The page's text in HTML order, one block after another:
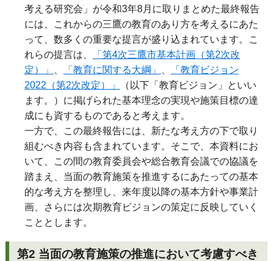
考える研究会」が令和3年8月に取りまとめた最終報告
には、これからの三鷹の教育のあり方を考えるにあた
って、数多くの重要な提言が盛り込まれています。こ
れらの提言は、
「第4次三鷹市基本計画（第2次改
定）」
「教育に関する大綱」
「教育ビジョン
2022（第2次改定）」
（以下「教育ビジョン」といい
ます。）に掲げられた基本理念の実現や施策目標の達
成にも資するものであると考えます。
一方で、この最終報告には、新たな考え方の下で取り
組むべき内容も含まれています。そこで、本資料にお
いて、この間の教育委員会や総合教育会議での協議を
踏まえ、当面の教育施策を推進するにあたっての基本
的な考え方を整理し、来年度以降の基本方針や事業計
画、さらには次期教育ビジョンの策定に反映していく
こととします。
第2 当面の教育施策の推進において考慮すべき